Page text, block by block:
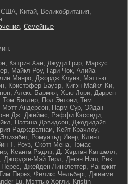
Китай, Великобритания,
, Семейные
Кэтрин Хан, Джуди Грир, Маркус
Майкл Роу, Гари Чок, Алийа
Манро, Джордж Клуни, Мэттью
Кристофер Бауэр, Кигэн-Майкл Ки,
Алекс Бармия, Хью Лори, Даррен
Том Батлер, Пол Энтони, Тим
Мэтт Андерсон, Парм Сур, Эйдан
Дж. Джеймс, Рэффи Кэссиди,
Наташа Дэвидсон, Джедидайя
Раджаратнам, Кейт Крачлоу,
Ромуальд Ивер, Клинт
Т. Роуз, Скотт Мена, Томас
Ксанта Рэдли, Д. Хэрлан Катшелл,
Джорджи-Мэй Тирл, Дегэн Ниш, Рик
Джейден Линклеттер, Ранджит
Перез, Феликс Чельберг, Джимми
Lu, Мэттью Хогли, Kristin